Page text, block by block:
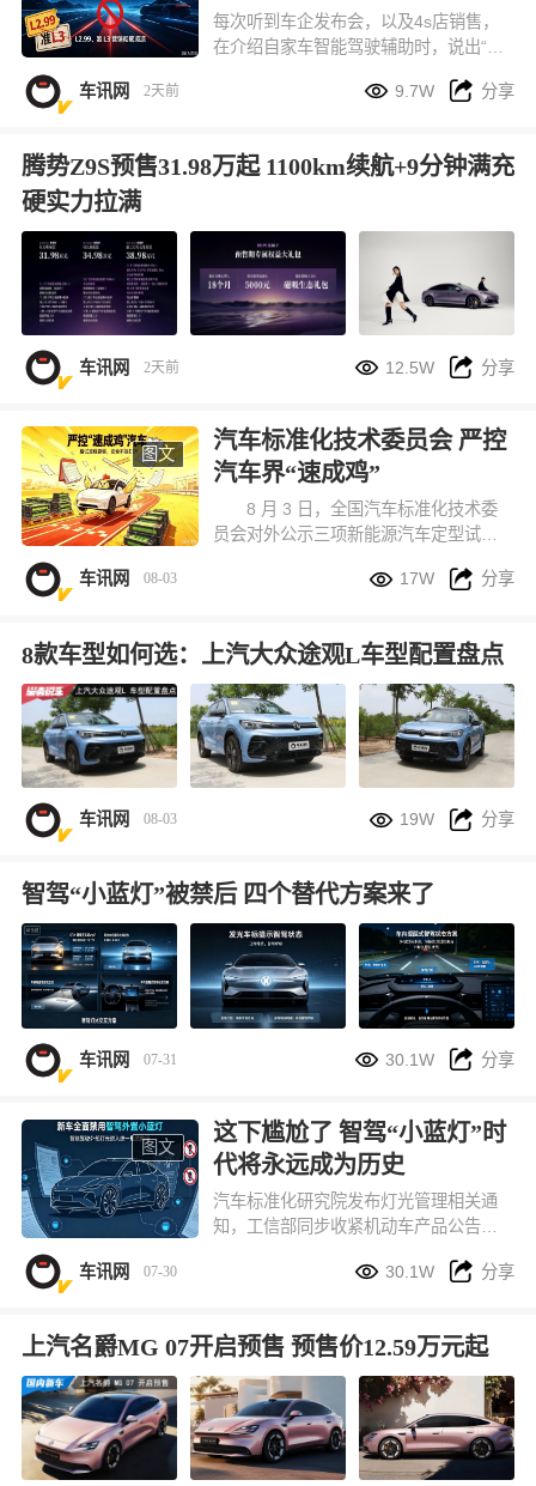
来了
每次听到车企发布会，以及4s店销售，
在介绍自家车智能驾驶辅助时，说出“我
心生莫名反感。目前，国家标准只有从L
车讯网 2天前  9.7W  分享
腾势Z9S预售31.98万起 1100km续航+9分钟满充
硬实力拉满
车讯网 2天前  12.5W  分享
图文
汽车标准化技术委员会 严控
汽车界“速成鸡”
8 月 3 日，全国汽车标准化技术委
员会对外公示三项新能源汽车定型试验
期存在的压缩测试、仓促上市问题，直
靠性行驶总里程统一提升至 3 万公里，
与燃油车现行测试标准完全对齐，通过
硬性标准从源头减少新车批量故障、安
全隐患。
车讯网 08-03  17W  分享
8款车型如何选：上汽大众途观L车型配置盘点
车讯网 08-03  19W  分享
智驾“小蓝灯”被禁后 四个替代方案来了
车讯网 07-31  30.1W  分享
图文
这下尴尬了 智驾“小蓝灯”时
代将永远成为历史
汽车标准化研究院发布灯光管理相关通
知，工信部同步收紧机动车产品公告审
产品公告申报开始，所有全新开发、中
示灯。
车讯网 07-30  30.1W  分享
上汽名爵MG 07开启预售 预售价12.59万元起